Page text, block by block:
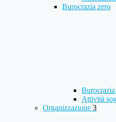
Burocrazia zero
Attività
Organizzazione 3